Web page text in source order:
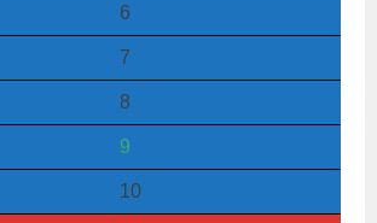
6
7
8
9
10